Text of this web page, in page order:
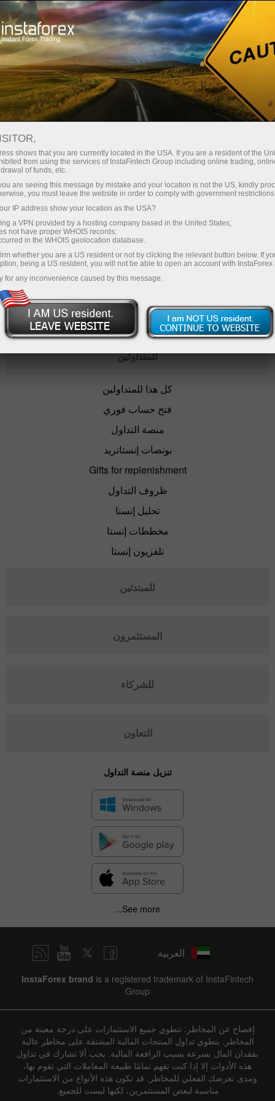
للمتداولين
كل هذا للمتداولين
فتح حساب فوري
منصة التداول
بونصات إنستاتريد
Gifts for replenishment
ظروف التداول
تحليل إنستا
مخططات إنستا
تلفزيون إنستا
للمبتدئين
المستثمرون
للشركاء
التعاون
تنزيل منصة التداول
See more...
العربية
InstaForex brand is a registered trademark of InstaFintech
Group
إفصاح عن المخاطر: تنطوي جميع الاستثمارات على درجة معينة من
المخاطر. ينطوي تداول المنتجات المالية المشتقة على مخاطر عالية
بفقدان المال بسرعة بسبب الرافعة المالية. يجب ألا تشارك في تداول
هذه الأدوات إلا إذا كنت تفهم تمامًا طبيعة المعاملات التي تقوم بها،
ومدى تعرضك الفعلي للمخاطر. قد تكون هذه الأنواع من الاستثمارات
مناسبة لبعض المستثمرين، لكنها ليست للجميع.
shows that you are currently located in the USA. If you are a resident of the
from using the services of InstaFintech Group including online trading,
of funds, etc.
are seeing this message by mistake and your location is not the US, kindly
you must leave the website in order to comply with government
IP address show your location as the USA?
a VPN provided by a hosting company based in the United States;
not have proper WHOIS records;
in the WHOIS geolocation database.
whether you are a US resident or not by clicking the relevant button below. If
being a US resident, you will not be able to open an account with InstaForex
for any inconvenience caused by this message.